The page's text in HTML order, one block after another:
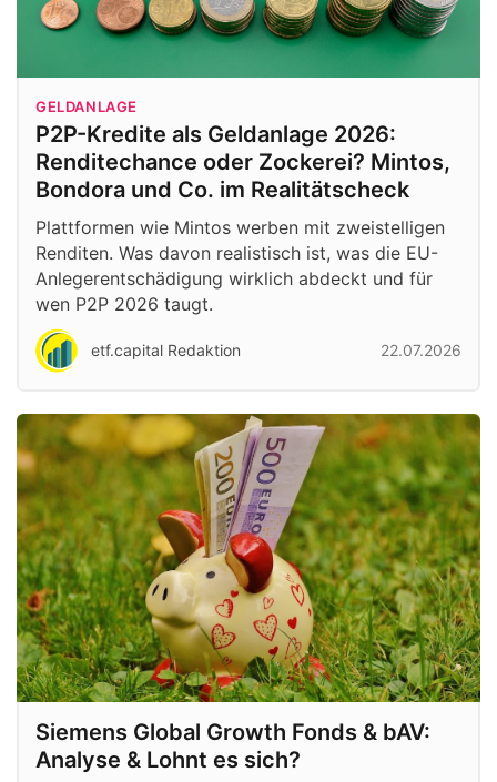
GELDANLAGE
P2P-Kredite als Geldanlage 2026:
Renditechance oder Zockerei? Mintos,
Bondora und Co. im Realitätscheck
Plattformen wie Mintos werben mit zweistelligen
Renditen. Was davon realistisch ist, was die EU-
Anlegerentschädigung wirklich abdeckt und für
wen P2P 2026 taugt.
etf.capital Redaktion 22.07.2026
Siemens Global Growth Fonds & bAV:
Analyse & Lohnt es sich?